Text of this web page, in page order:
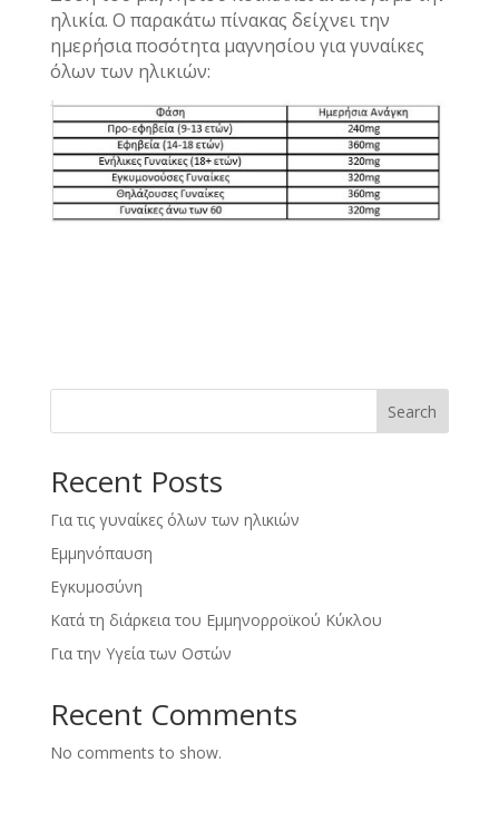
ηλικία. Ο παρακάτω πίνακας δείχνει την
ημερήσια ποσότητα μαγνησίου για γυναίκες
όλων των ηλικιών:
Search
Recent Posts
Για τις γυναίκες όλων των ηλικιών
Εμμηνόπαυση
Εγκυμοσύνη
Κατά τη διάρκεια του Εμμηνορροϊκού Κύκλου
Για την Υγεία των Οστών
Recent Comments
No comments to show.